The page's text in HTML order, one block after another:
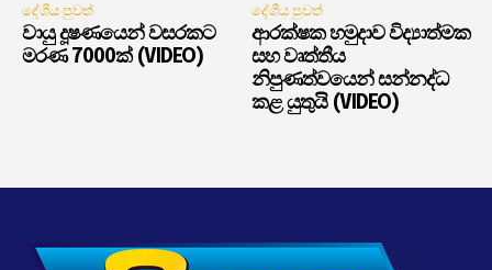
දේශීය පුවත්
වායු දූෂණයෙන් වසරකට
මරණ 7000ක් (VIDEO)
දේශීය පුවත්
ආරක්ෂක හමුදාව විද්‍යාත්මක
සහ වෘත්තීය
නිපුණත්වයෙන් සන්නද්ධ
කළ යුතුයි (VIDEO)